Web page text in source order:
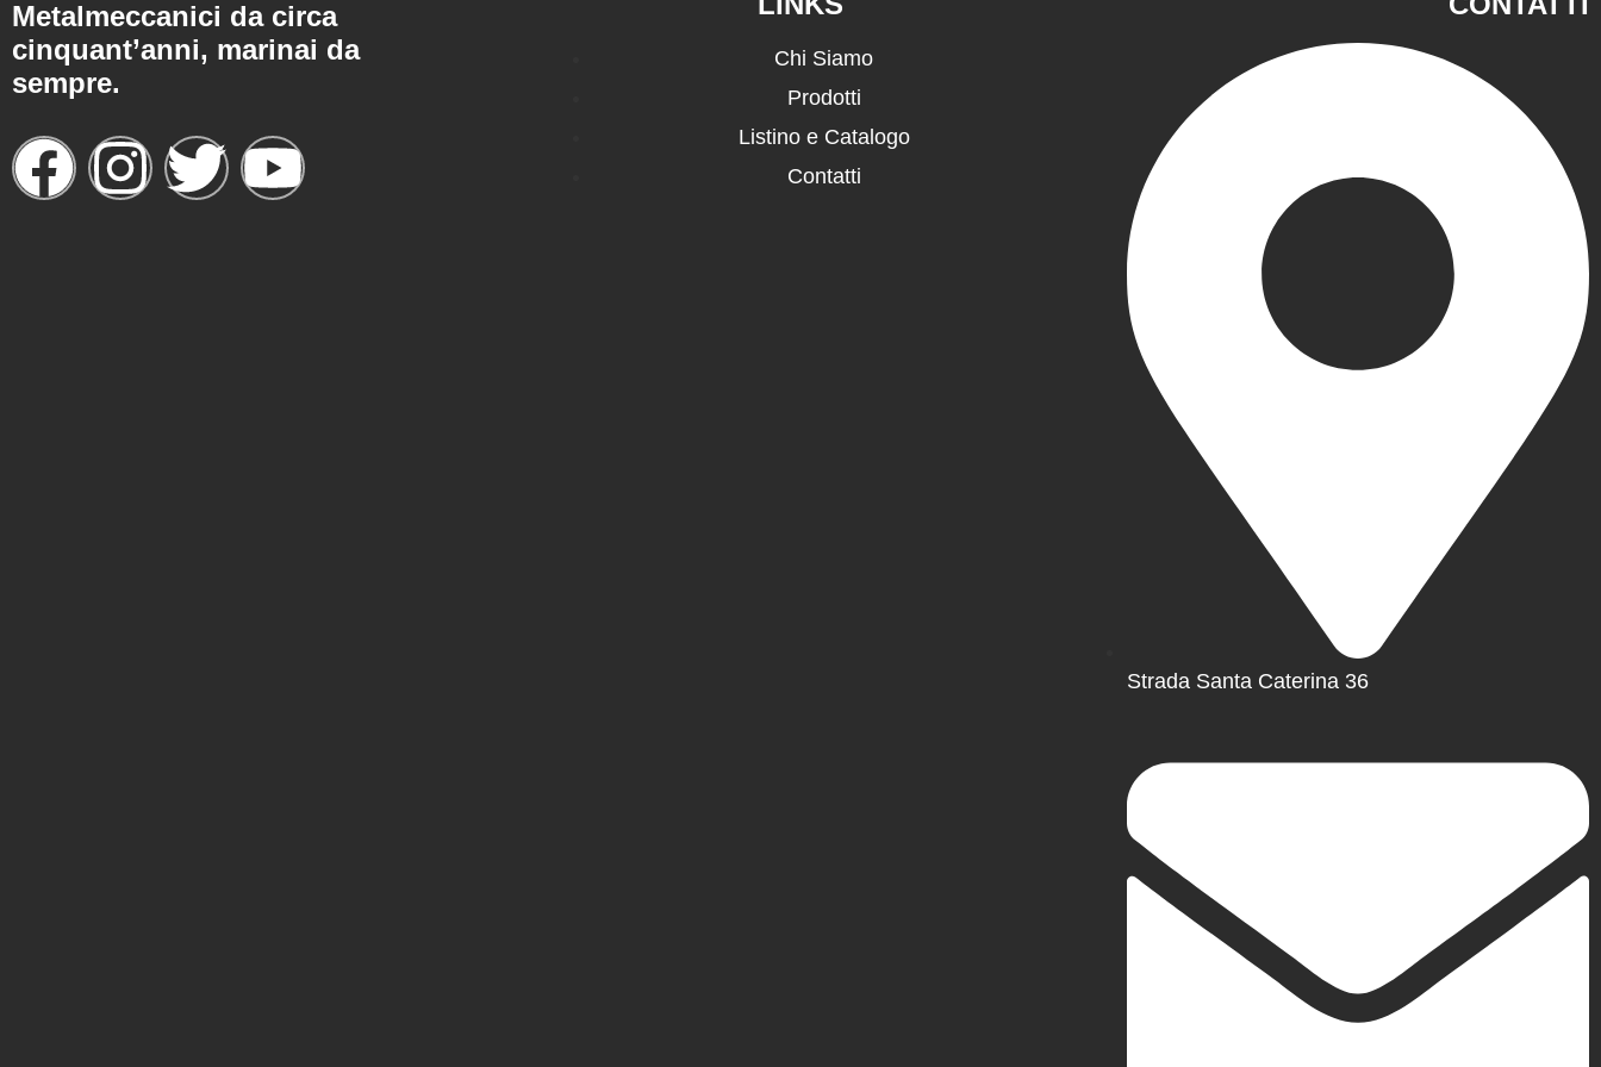
Metalmeccanici da circa
cinquant’anni, marinai da
sempre.
Chi Siamo
Prodotti
Listino e Catalogo
Contatti
Strada Santa Caterina 36